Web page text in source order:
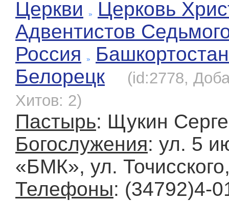
Церкви
Церковь
Адвентистов
Россия
Башкортостан
Белорецк
(id:2778,
Хитов: 2)
Пастырь: Щукин
Богослужения: ул. 5
«БМК», ул.
Телефоны: (34792)4-